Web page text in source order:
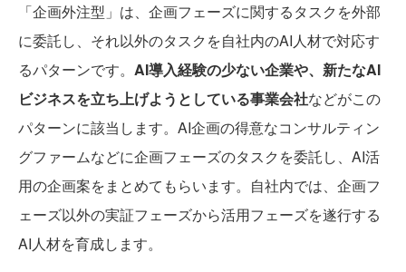
「企画外注型」は、企画フェーズに関するタスクを外部
に委託し、それ以外のタスクを自社内のAI人材で対応す
るパターンです。 AI導入経験の少ない企業や、新たなAI
ビジネスを立ち上げようとしている事業会社などがこの
パターンに該当します。AI企画の得意なコンサルティン
グファームなどに企画フェーズのタスクを委託し、AI活
用の企画案をまとめてもらいます。自社内では、企画フ
ェーズ以外の実証フェーズから活用フェーズを遂行する
AI人材を育成します。